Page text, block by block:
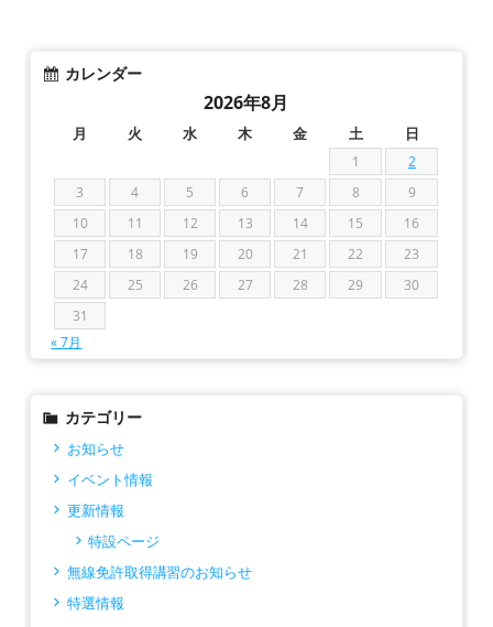
カレンダー
2026年8月
月 火 水 木 金 土 日
1
2
3
4 5 6 7 8
9
10
11 12 13 14 15
16
17
18 19 20 21 22
23
24
25 26 27 28 29
30
31
« 7月
カテゴリー
お知らせ
イベント情報
更新情報
特設ページ
無線免許取得講習のお知らせ
特選情報